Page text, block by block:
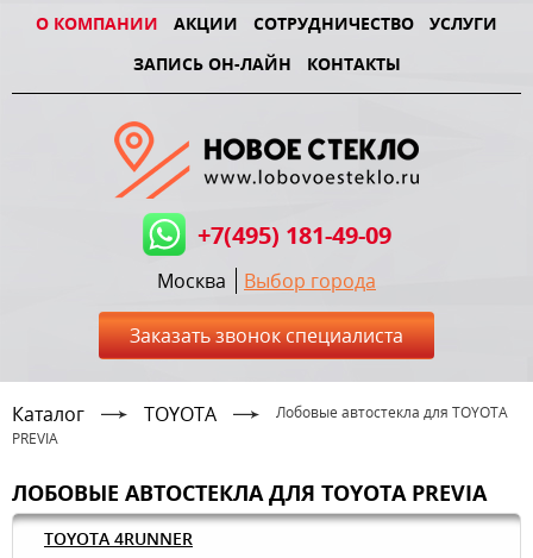
О КОМПАНИИ АКЦИИ СОТРУДНИЧЕСТВО
УСЛУГИ
ЗАПИСЬ ОН-ЛАЙН
КОНТАКТЫ
+7(495) 181-49-09
Москва Выбор города
Заказать звонок специалиста
Каталог TOYOTA
Лобовые автостекла для TOYOTA
PREVIA
ЛОБОВЫЕ АВТОСТЕКЛА ДЛЯ TOYOTA PREVIA
TOYOTA 4RUNNER